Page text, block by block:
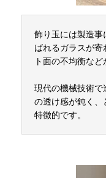
飾り玉には製造
ばれるガラスが
ト面の不均衡など
現代の機械技術
の透け感が鈍く
特徴的です。